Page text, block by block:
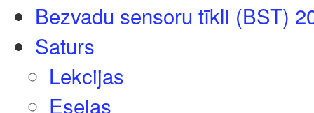
Bezvadu sensoru tīkli (BST)
Saturs
Lekcijas
Esejas